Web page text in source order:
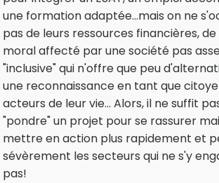
une formation adaptée...mais on ne
pas de leurs ressources financières,
moral affecté par une société pas
"inclusive" qui n'offre que peu
une reconnaissance en tant que
acteurs de leur vie... Alors, il ne suffit
"pondre" un projet pour se rassurer
mettre en action plus rapidement et
sévèrement les secteurs qui ne s'y
pas!